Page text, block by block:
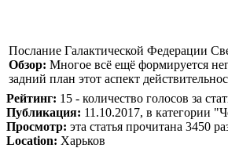
Послание Галактической Федерации
Обзор: Многое всё ещё формируется
задний план этот аспект
Рейтинг: 15 - количество голосов за
Публикация: 11.10.2017, в категории
Просмотр: эта статья прочитана 3450
Location: Харьков